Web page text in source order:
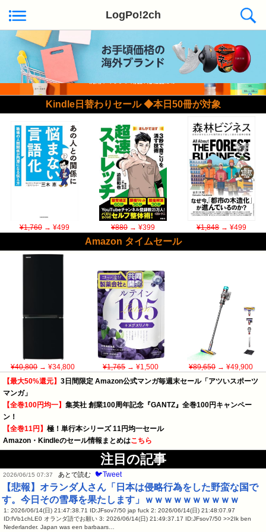
LogPo!2ch
Kindle日替わりセール ◆本日50冊が対象
¥1,760→ ¥499 ¥880→ ¥399 ¥1,848→ ¥499
Amazon タイムセール
¥40,800→ ¥34,800 ¥1,765→ ¥1,500 ¥89,650→ ¥49,900
【最大50%還元】 3日間限定 Amazon公式マンガ毎週末セール「アツいスポーツ
マンガ」
【全巻100円均一】 集英社 創業100周年記念『GANTZ』全巻100円キャンペー
ン！
【全巻11円】 極！単行本シリーズ 11円均一セール
Amazon・Kindleのセール情報まとめはこちら
注目の記事
2026/06/15 07:37 あとで読む 🐦Tweet
【悲報】オランダ人さん「日本は侵略行為をした野蛮な国で
す。今日その雪辱を果たします」ｗｗｗｗｗｗｗｗｗｗ
1: 2026/06/14(日) 21:47:38.71 ID:JFsov7/50 jap fuck 2: 2026/06/14(日) 21:48:07.97
ID:fVb1chLE0 オランダ語でお願い 3: 2026/06/14(日) 21:49:37.17 ID:JFsov7/50 >>2Ik ben
Nederlander. Japan was een barbaars…